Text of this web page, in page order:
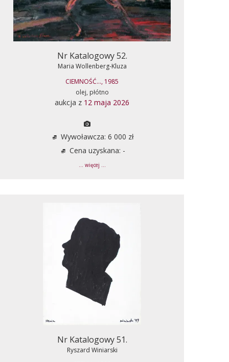
Nr Katalogowy 52.
Maria Wollenberg-Kluza
CIEMNOŚĆ..., 1985
olej, płótno
aukcja z 12 maja 2026
Wywoławcza: 6 000 zł
Cena uzyskana: -
... więcej ...
Nr Katalogowy 51.
Ryszard Winiarski